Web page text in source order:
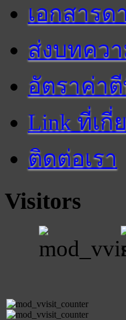
เอกสาร
ส่งบทคว
อัตราค่า
Link ที่เกี่
ติดต่อเรา
Visitors